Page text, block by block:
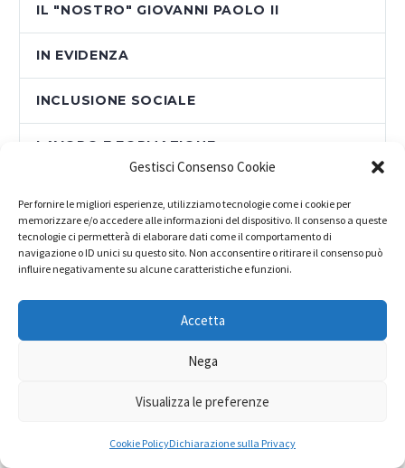
Gestisci Consenso Cookie
Per fornire le migliori esperienze, utilizziamo tecnologie come i cookie per
memorizzare e/o accedere alle informazioni del dispositivo. Il consenso a queste
tecnologie ci permetterà di elaborare dati come il comportamento di
navigazione o ID unici su questo sito. Non acconsentire o ritirare il consenso può
influire negativamente su alcune caratteristiche e funzioni.
Accetta
Nega
Visualizza le preferenze
Cookie PolicyDichiarazione sulla Privacy
IL "NOSTRO" GIOVANNI PAOLO II
IN EVIDENZA
INCLUSIONE SOCIALE
LAVORO E FORMAZIONE
MADE IN MEDITERRANEO
OTTOBRATA SOLIDALE